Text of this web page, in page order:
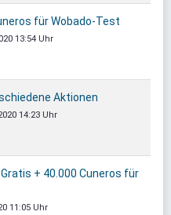
für Wobado-Test
13:54 Uhr
Aktionen
14:23 Uhr
+ 40.000 Cuneros für
11:05 Uhr